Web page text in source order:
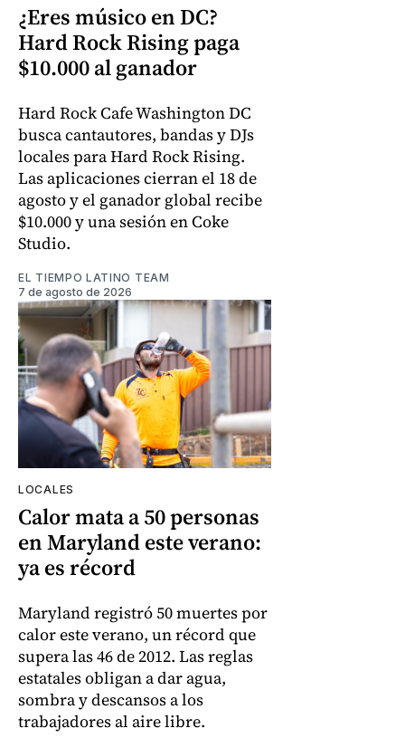
¿Eres músico en DC?
Hard Rock Rising paga
$10.000 al ganador
Hard Rock Cafe Washington DC
busca cantautores, bandas y DJs
locales para Hard Rock Rising.
Las aplicaciones cierran el 18 de
agosto y el ganador global recibe
$10.000 y una sesión en Coke
Studio.
EL TIEMPO LATINO TEAM
7 de agosto de 2026
LOCALES
Calor mata a 50 personas
en Maryland este verano:
ya es récord
Maryland registró 50 muertes por
calor este verano, un récord que
supera las 46 de 2012. Las reglas
estatales obligan a dar agua,
sombra y descansos a los
trabajadores al aire libre.